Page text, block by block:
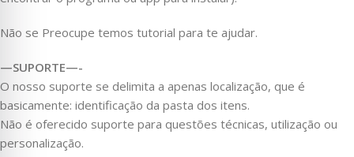
Não se Preocupe temos tutorial para te ajudar.
—SUPORTE—-
O nosso suporte se delimita a apenas localização, que é
basicamente: identificação da pasta dos itens.
Não é oferecido suporte para questões técnicas, utilização ou
personalização.